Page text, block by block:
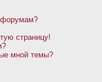
форумам?
страницу!
мной темы?